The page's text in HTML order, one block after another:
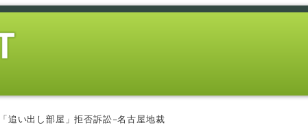
追い出し部屋」拒否訴訟−名古屋地裁